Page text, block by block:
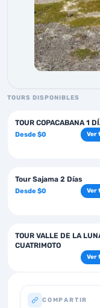
TOURS DISPONIBLES
1 días
TOUR COPACABANA 1
Desde $0 Ver
2 días
Tour Sajama 2 Días
Desde $0 Ver
1 días
TOUR VALLE DE LA
CUATRIMOTO
Ver
COMPARTIR